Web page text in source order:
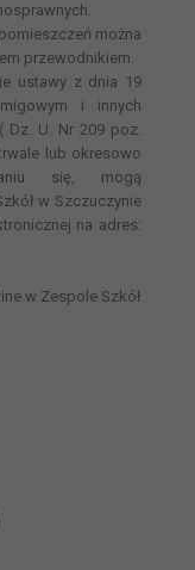
można
przewodnikiem.
ustawy z dnia 19
i innych
Dz. U. Nr 209 poz.
lub okresowo
się, mogą
w Szczuczynie
na adres:
w Zespole Szkół